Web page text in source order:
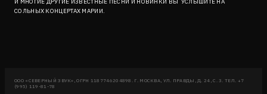
СОЛЬНЫХ КОНЦЕРТАХ МАРИИ.
ООО «СЕВЕРНЫЙ ЗВУК», ОГРН 1187746204898. Г. МОСКВА, УЛ. ПРАВДЫ, Д. 24, С. 3. ТЕЛ. +7
(995) 119-81-78